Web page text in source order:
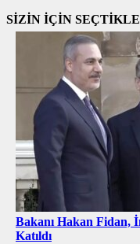
SİZİN İÇİN
Bakanı Hakan Fidan,
Katıldı